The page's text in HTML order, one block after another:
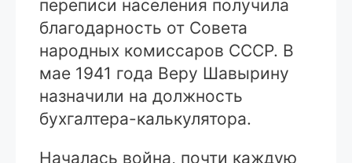
переписи населения получила
благодарность от Совета
народных комиссаров СССР. В
мае 1941 года Веру Шавырину
назначили на должность
бухгалтера-калькулятора.
Началась война, почти каждую